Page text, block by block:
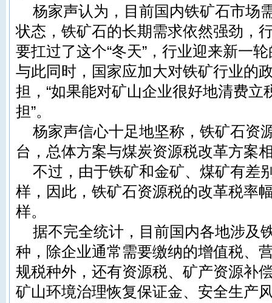
杨家声认为，目前国内铁矿石市场
状态，铁矿石的长期需求依然强劲，
要扛过了这个“冬天”，行业迎来新一
与此同时，国家应加大对铁矿行业的
担，“如果能对矿山企业很好地清费立
担”。
杨家声信心十足地坚称，铁矿石资
台，总体方案与煤炭资源税改革方案
不过，由于铁矿和金矿、煤矿有差
样，因此，铁矿石资源税的改革税率
样。
据不完全统计，目前国内各地涉及
种，除企业通常需要缴纳的增值税、
规税种外，还有资源税、矿产资源补
矿山环境治理恢复保证金、安全生产